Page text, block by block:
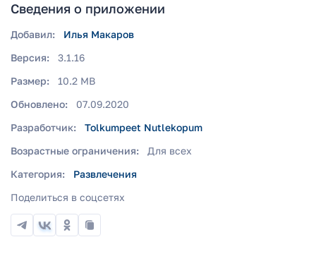
Сведения о приложении
Добавил:
Илья Макаров
Версия:
3.1.16
Размер:
10.2 MB
Обновлено:
07.09.2020
Разработчик:
Tolkumpeet Nutlekopum
Возрастные ограничения:
Для всех
Категория:
Развлечения
Поделиться в соцсетях